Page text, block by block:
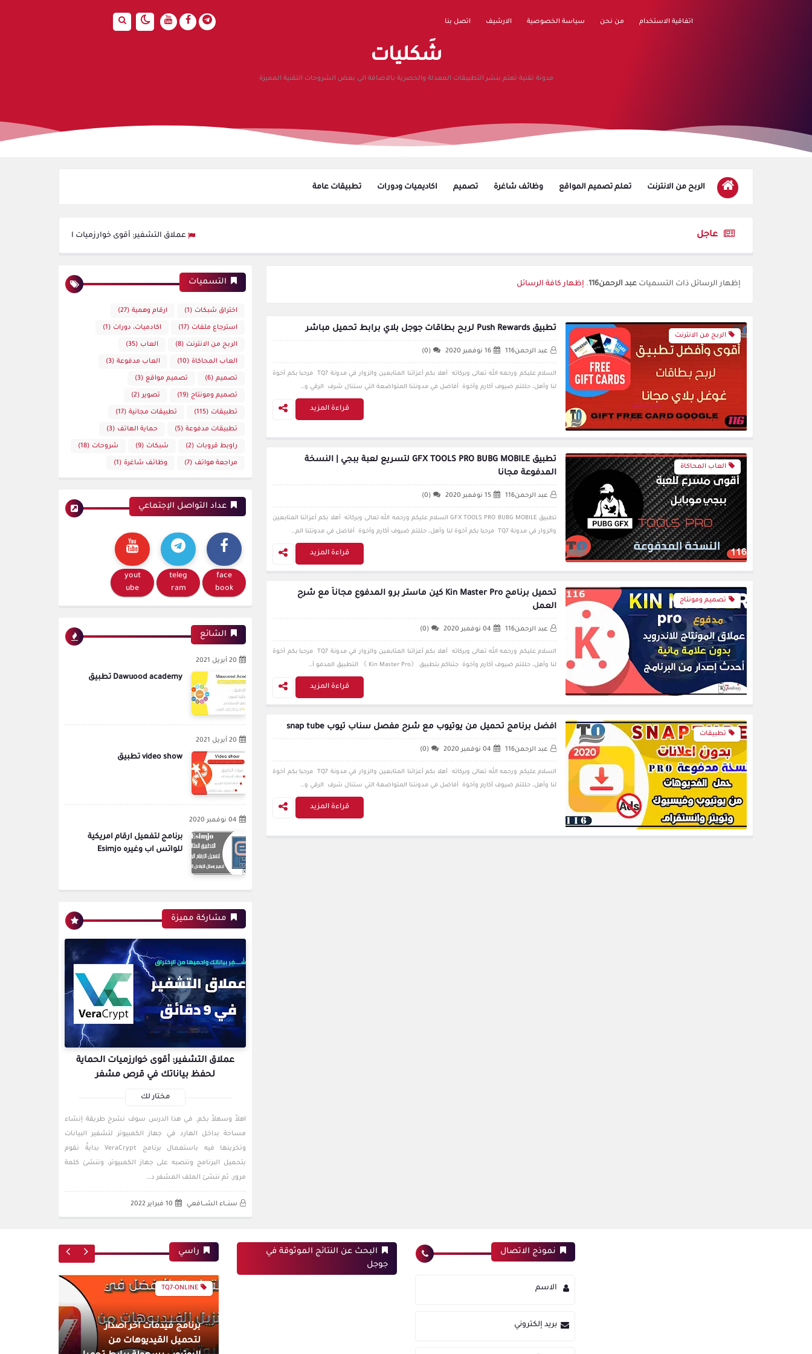
اتفاقية الاستخدام من نحن سياسة الخصوصية الارشيف اتصل بنا
شَكليات
مدونة تقنية تهتم بنشر التطبيقات المعدلة والحصرية بالاضافة الى بعض الشروحات التقنية المميزة
الربح من الانترنت تعلم تصميم المواقع وظائف شاغرة تصميم اكاديميات ودورات تطبيقات عامة
عاجل عملاق التشفير: أقوى خوارزميات الحماية لحفظ بياناتك في
‏إظهار الرسائل ذات التسميات عبد الرحمن116 . إظهار كافة الرسائل
الربح من الانترنت
تطبيق Push Rewards لربح بطاقات جوجل بلاي برابط تحميل مباشر
عبد الرحمن116 16 نوفمبر 2020 (0)
السلام عليكم ورحمه الله تعالى وبركاته أهلا بكم أعزائنا المتابعين والزوار في مدونة TQ7 مرحبا بكم أخوة
لنا وأهل، حللتم ضيوف أكارم وأخوة أفاضل في مدونتنا المتواضعة التي ستنال شرف الرقي و…
قراءة المزيد
العاب المحاكاة
تطبيق GFX TOOLS PRO BUBG MOBILE لتسريع لعبة ببجي | النسخة
المدفوعة مجانا
عبد الرحمن116 15 نوفمبر 2020 (0)
تطبيق GFX TOOLS PRO BUBG MOBILE السلام عليكم ورحمه الله تعالى وبركاته أهلا بكم أعزائنا المتابعين
والزوار في مدونة TQ7 مرحبا بكم أخوة لنا وأهل، حللتم ضيوف أكارم وأخوة أفاضل في مدونتنا الم…
قراءة المزيد
تصميم ومونتاج
تحميل برنامج Kin Master Pro كين ماستر برو المدفوع مجاناً مع شرح
العمل
عبد الرحمن116 04 نوفمبر 2020 (0)
السلام عليكم ورحمه الله تعالى وبركاته أهلا بكم أعزائنا المتابعين والزوار في مدونة TQ7 مرحبا بكم أخوة
لنا وأهل، حللتم ضيوف أكارم وأخوة جئناكم بتطبيق 《Kin Master Pro 》 التطبيق المدفو أ…
قراءة المزيد
تطبيقات
افضل برنامج تحميل من يوتيوب مع شرح مفصل سناب تيوب snap tube
عبد الرحمن116 04 نوفمبر 2020 (0)
السلام عليكم ورحمه الله تعالى وبركاته أهلا بكم أعزائنا المتابعين والزوار في مدونة TQ7 مرحبا بكم أخوة
لنا وأهل، حللتم ضيوف أكارم وأخوة أفاضل في مدونتنا المتواضعة التي ستنال شرف الرقي و…
قراءة المزيد
التسميات
اختراق شبكات (1) ارقام وهمية (27)
استرجاع ملفات (17) اكادميات، دورات (1)
الربح من الانترنت (8) العاب (35)
العاب المحاكاة (10) العاب مدفوعة (3)
تصميم (6) تصميم مواقع (3)
تصميم ومونتاج (19) تصوير (2)
تطبيقات (115) تطبيقات مجانية (17)
تطبيقات مدفوعة (5) حماية الهاتف (3)
راوبط قروبات (2) شبكات (9) شروحات (18)
مراجعة هواتف (7) وظائف شاغرة (1)
عداد التواصل الإجتماعي
face
book
teleg
ram
yout
ube
الشائع
20 أبريل 2021
Dawuood academy تطبيق
20 أبريل 2021
video show تطبيق
04 نوفمبر 2020
برنامج لتفعيل ارقام امريكية
للواتس اب وغيره Esimjo
مشاركة مميزة
عملاق التشفير: أقوى خوارزميات الحماية
لحفظ بياناتك في قرص مشفر
مختار لك
اهلاً وسهلاً بكم. في هذا الدرس سوف نشرح طريقة إنشاء
مساحة بداخل الهارد في جهاز الكمبيوتر لتشفير البيانات
وتخزينها فيه باستعمال برنامج VeraCrypt بدايةً نقوم
بتحميل البرنامج وننصبه على جهاز الكمبيوتر، وننشئ كلمة
مرور. ثم ننشئ الملف المشفر د…
سنــــاء الشــــافعي 10 فبراير 2022
نموذج الاتصال
الاسم
بريد إلكتروني
البحث عن النتائج الموثوقة في
جوجل
راسي
TQ7-ONLINE
برنامج فيدمات اخر اصدار
لتحميل القيديوهات من